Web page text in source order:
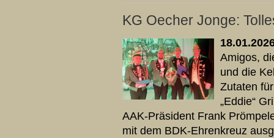
KG Oecher Jonge:
Amigos,
und die
Zutaten
„Eddie“
AAK-Präsident Frank
mit dem BDK-Ehrenkreuz